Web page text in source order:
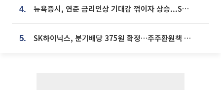
4. 뉴욕증시, 연준 금리인상 기대감 꺾이자 상승...S&P500 사상 최고치 [종합]
5. SK하이닉스, 분기배당 375원 확정…주주환원책 9월로 앞당겨 발표